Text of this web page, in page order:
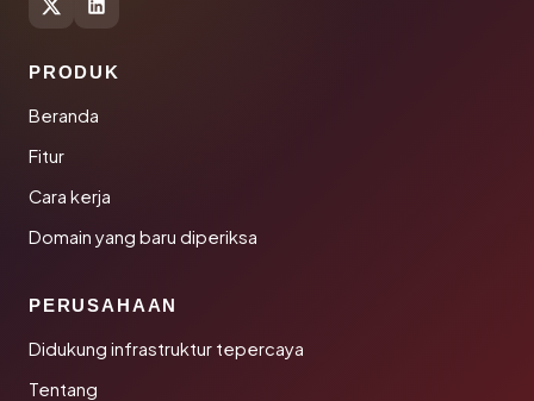
PRODUK
Beranda
Fitur
Cara kerja
Domain yang baru diperiksa
PERUSAHAAN
Didukung infrastruktur tepercaya
Tentang